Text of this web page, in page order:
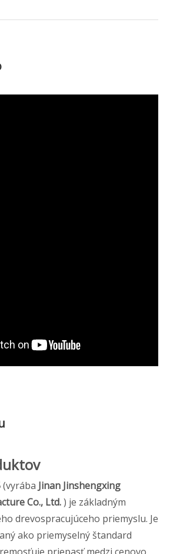
(vyrába Jinan Jinshengxing
Co., Ltd.) je základným
drevospracujúceho priemyslu. Je
ako priemyselný štandard
priepasť medzi cenovo